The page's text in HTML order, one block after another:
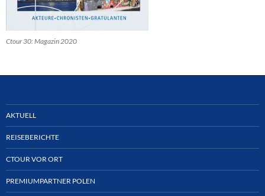
Ctour 30: Magazin 2020
AKTUELL
REISEBERICHTE
CTOUR VOR ORT
PREMIUMPARTNER POLEN